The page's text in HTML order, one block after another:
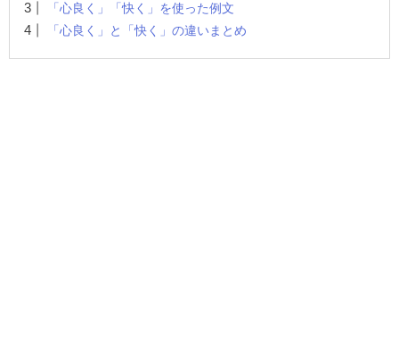
「心良く」「快く」を使った例文
「心良く」と「快く」の違いまとめ